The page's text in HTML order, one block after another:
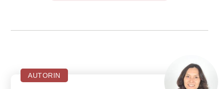
AUTORIN